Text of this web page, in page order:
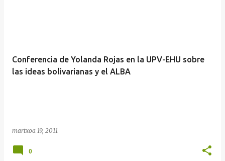
Conferencia de Yolanda Rojas en la UPV-EHU sobre
las ideas bolivarianas y el ALBA
martxoa 19, 2011
0